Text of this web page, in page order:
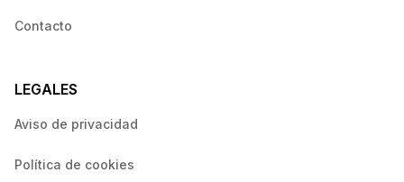
Contacto
LEGALES
Aviso de privacidad
Política de cookies